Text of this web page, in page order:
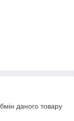
даного товару